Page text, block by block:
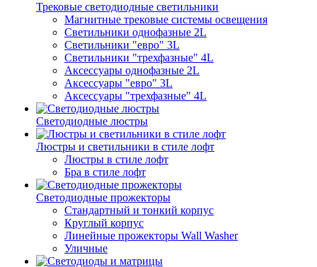
Трековые светодиодные светильники
Магнитные трековые системы освещения
Светильники однофазные 2L
Светильники "евро" 3L
Светильники "трехфазные" 4L
Аксессуары однофазные 2L
Аксессуары "евро" 3L
Аксессуары "трехфазные" 4L
Светодиодные люстры
Люстры и светильники в стиле лофт
Люстры в стиле лофт
Бра в стиле лофт
Светодиодные прожекторы
Стандартный и тонкий корпус
Круглый корпус
Линейные прожекторы Wall Washer
Уличные